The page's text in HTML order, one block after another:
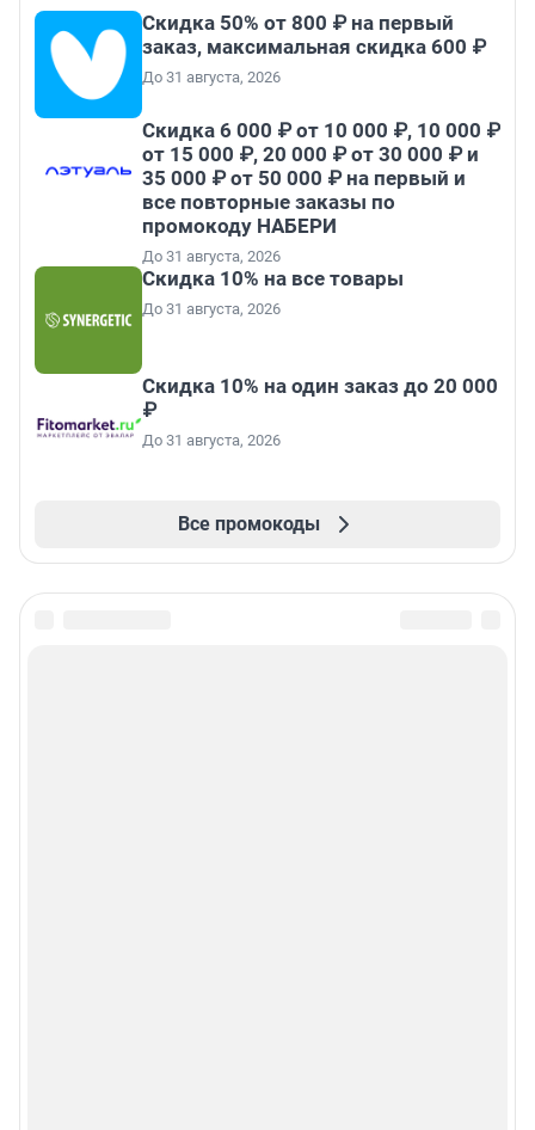
Скидка 50% от 800 ₽ на первый
заказ, максимальная скидка 600 ₽
До 31 августа, 2026
Скидка 6 000 ₽ от 10 000 ₽, 10 000 ₽
от 15 000 ₽, 20 000 ₽ от 30 000 ₽ и
35 000 ₽ от 50 000 ₽ на первый и
все повторные заказы по
промокоду НАБЕРИ
До 31 августа, 2026
Скидка 10% на все товары
До 31 августа, 2026
Скидка 10% на один заказ до 20 000
₽
До 31 августа, 2026
Все промокоды